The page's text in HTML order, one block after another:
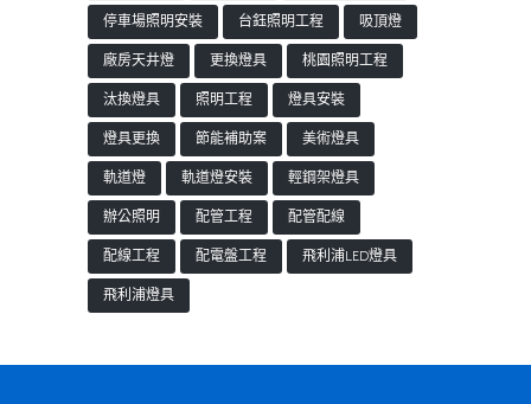
停車場照明安裝
台鈺照明工程
吸頂燈
廠房天井燈
更換燈具
桃園照明工程
汰換燈具
照明工程
燈具安裝
燈具更換
節能補助案
美術燈具
軌道燈
軌道燈安裝
輕鋼架燈具
辦公照明
配管工程
配管配線
配線工程
配電盤工程
飛利浦LED燈具
飛利浦燈具